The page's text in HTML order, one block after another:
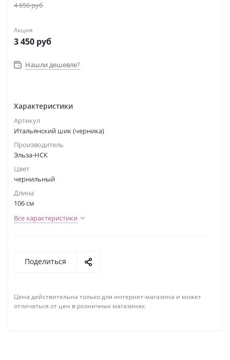
4 650руб
Акция
3 450 руб
Нашли дешевле?
Характеристики
Артикул
Итальянский шик (черника)
Производитель
Эльза-НСК
Цвет
чернильный
Длина
106 см
Все характеристики
Поделиться
Цена действительна только для интернет-магазина и может
отличаться от цен в розничных магазинах